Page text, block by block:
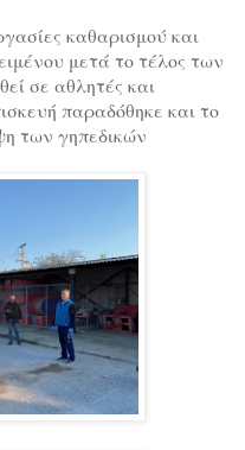
καθαρισμού και
μετά το τέλος των
σε αθλητές και
παραδόθηκε και το
των γηπεδικών